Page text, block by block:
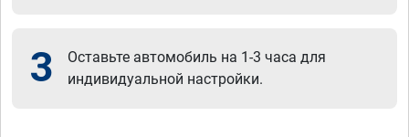
3
Оставьте автомобиль на 1-3 часа для
индивидуальной настройки.